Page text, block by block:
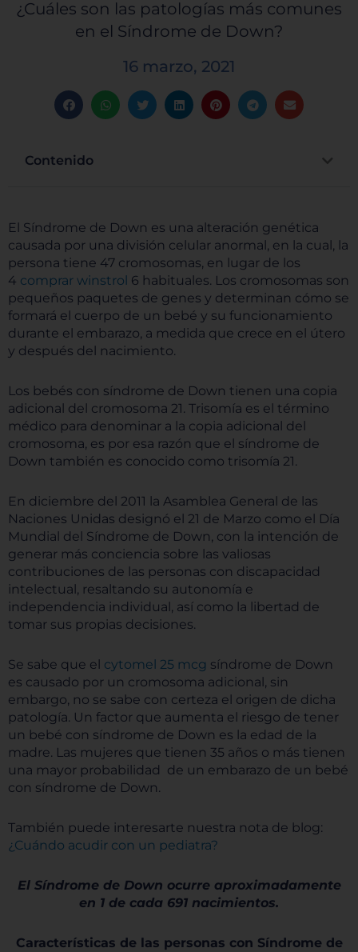
¿Cuáles son las patologías más comunes
en el Síndrome de Down?
16 marzo, 2021
Contenido
El Síndrome de Down es una alteración genética
causada por una división celular anormal, en la cual, la
persona tiene 47 cromosomas, en lugar de los
4 comprar winstrol 6 habituales. Los cromosomas son
pequeños paquetes de genes y determinan cómo se
formará el cuerpo de un bebé y su funcionamiento
durante el embarazo, a medida que crece en el útero
y después del nacimiento.
Los bebés con síndrome de Down tienen una copia
adicional del cromosoma 21. Trisomía es el término
médico para denominar a la copia adicional del
cromosoma, es por esa razón que el síndrome de
Down también es conocido como trisomía 21.
En diciembre del 2011 la Asamblea General de las
Naciones Unidas designó el 21 de Marzo como el Día
Mundial del Síndrome de Down, con la intención de
generar más conciencia sobre las valiosas
contribuciones de las personas con discapacidad
intelectual, resaltando su autonomía e
independencia individual, así como la libertad de
tomar sus propias decisiones.
Se sabe que el cytomel 25 mcg síndrome de Down
es causado por un cromosoma adicional, sin
embargo, no se sabe con certeza el origen de dicha
patología. Un factor que aumenta el riesgo de tener
un bebé con síndrome de Down es la edad de la
madre. Las mujeres que tienen 35 años o más tienen
una mayor probabilidad de un embarazo de un bebé
con síndrome de Down.
También puede interesarte nuestra nota de blog:
¿Cuándo acudir con un pediatra?
El Síndrome de Down ocurre aproximadamente
en 1 de cada 691 nacimientos.
Características de las personas con Síndrome de